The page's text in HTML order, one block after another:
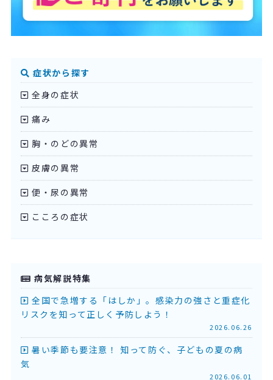
症状から探す
全身の症状
痛み
胸・のどの異常
皮膚の異常
便・尿の異常
こころの症状
病気解説特集
全国で急増する「はしか」。感染力の強さと重症化
リスクを知って正しく予防しよう！
2026.06.26
暑い季節も要注意！ 知って防ぐ、子どもの夏の病
気
2026.06.01